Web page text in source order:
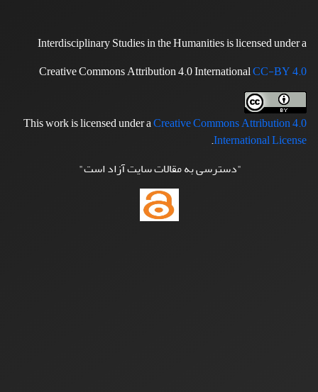
Interdisciplinary Studies in the Humanities is licensed under a
Creative Commons Attribution 4.0 InternationalCC-BY 4.0
This work is licensed under aCreative Commons Attribution 4.0
International License
.
"دسترسی به مقالات سایت آزاد است"